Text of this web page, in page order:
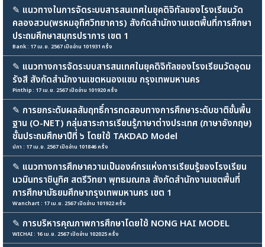
✎ แนวทางในการจัดระบบสารสนเทศในยุคดิจิทัลของโรงเรียนวัด
คลองสวน(พรหมอุทิศวิทยาคาร) สังกัดสำนักงานเขตพื้นที่การศึกษา
ประถมศึกษาสมุทรปราการ เขต 1
Bank : 17 เม.ย. 2567 เปิดอ่าน 101931 ครั้ง
✎ แนวทางการจัดระบบสารสนเทศในยุคดิจิทัลของโรงเรียนวัดอุดม
รังสี สังกัดสำนักงานเขตหนองแขม กรุงเทพมหานคร
Pinthip : 17 เม.ย. 2567 เปิดอ่าน 101920 ครั้ง
✎ การยกระดับผลสัมฤทธิ์การทดสอบทางการศึกษาระดับชาติขั้นพื้น
ฐาน (O-NET) กลุ่มสาระการเรียนรู้ภาษาต่างประเทศ (ภาษาอังกฤษ)
ชั้นประถมศึกษาปีที่ ๖ โดยใช้ TAKDAD Model
ปภา : 17 เม.ย. 2567 เปิดอ่าน 101846 ครั้ง
✎ แนวทางการศึกษาความเป็นองค์กรแห่งการเรียนรู้ของโรงเรียน
นวมินทราชินูทิศ สตรีวิทยา พุทธมณฑล สังกัดสำนักงานเขตพื้นที่
การศึกษามัธยมศึกษากรุงเทพมหานคร เขต 1
Wanchart : 17 เม.ย. 2567 เปิดอ่าน 101922 ครั้ง
✎ การบริหารคุณภาพการศึกษาโดยใช้ NONG HAI MODEL
WICHAI : 16 เม.ย. 2567 เปิดอ่าน 102025 ครั้ง